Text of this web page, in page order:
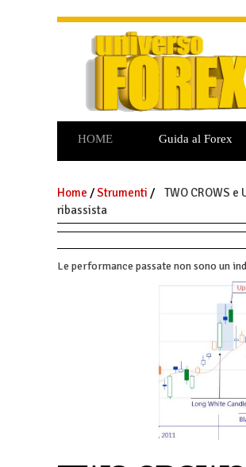
HOME Guida al Forex
Commodities
Opzioni
Home /Strumenti /
TWO CROWS e
ribassista
Le performance passate non sono un